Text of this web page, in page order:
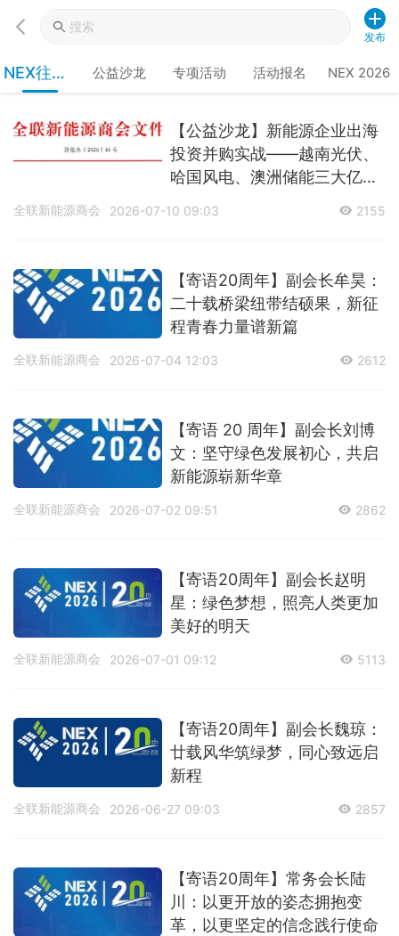
发布
NEX往届
回顾
公益沙龙 专项活动 活动报名 NEX 2026
【公益沙龙】新能源企业出海
投资并购实战——越南光伏、
哈国风电、澳洲储能三大亿级
全联新能源商会 2026-07-10 09:03 2155
【寄语20周年】副会长牟昊：
二十载桥梁纽带结硕果，新征
程青春力量谱新篇
全联新能源商会 2026-07-04 12:03 2612
【寄语 20 周年】副会长刘博
文：坚守绿色发展初心，共启
新能源崭新华章
全联新能源商会 2026-07-02 09:51 2862
【寄语20周年】副会长赵明
星：绿色梦想，照亮人类更加
美好的明天
全联新能源商会 2026-07-01 09:12 5113
【寄语20周年】副会长魏琼：
廿载风华筑绿梦，同心致远启
新程
全联新能源商会 2026-06-27 09:03 2857
【寄语20周年】常务会长陆
川：以更开放的姿态拥抱变
革，以更坚定的信念践行使命